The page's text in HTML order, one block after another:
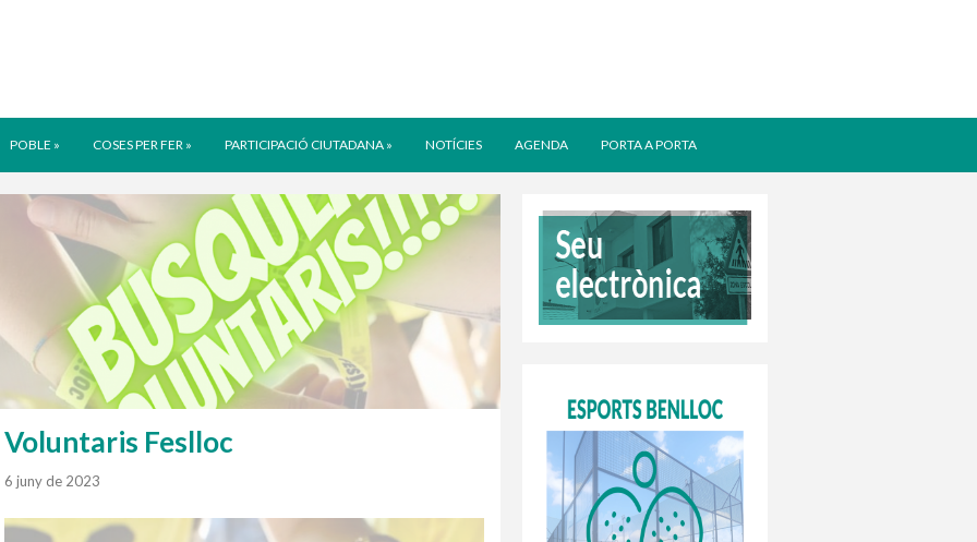
POBLE » COSES PER FER » PARTICIPACIÓ CIUTADANA » NOTÍCIES AGENDA PORTA A PORTA
Voluntaris Feslloc
6 juny de 2023